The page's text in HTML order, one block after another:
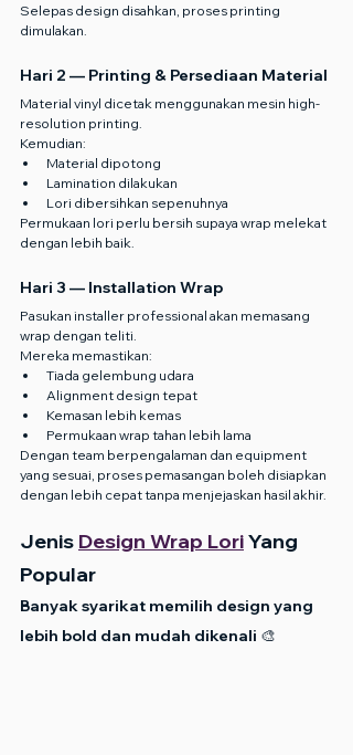
Selepas design disahkan, proses printing
dimulakan.
Hari 2 — Printing & Persediaan Material
Material vinyl dicetak menggunakan mesin high-
resolution printing.
Kemudian:
Material dipotong
Lamination dilakukan
Lori dibersihkan sepenuhnya
Permukaan lori perlu bersih supaya wrap melekat
dengan lebih baik.
Hari 3 — Installation Wrap
Pasukan installer professional akan memasang
wrap dengan teliti.
Mereka memastikan:
Tiada gelembung udara
Alignment design tepat
Kemasan lebih kemas
Permukaan wrap tahan lebih lama
Dengan team berpengalaman dan equipment
yang sesuai, proses pemasangan boleh disiapkan
dengan lebih cepat tanpa menjejaskan hasil akhir.
Jenis Design Wrap Lori Yang
Popular
Banyak syarikat memilih design yang
lebih bold dan mudah dikenali 🎨